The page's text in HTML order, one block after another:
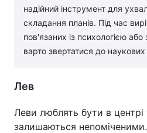
надійний інструмент для
складання планів. Під час
пов'язаних із психологією
варто звертатися до наукових
Лев
Леви люблять бути в центрі
залишаються непоміченими.